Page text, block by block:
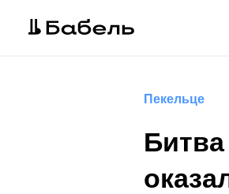
Пекельце